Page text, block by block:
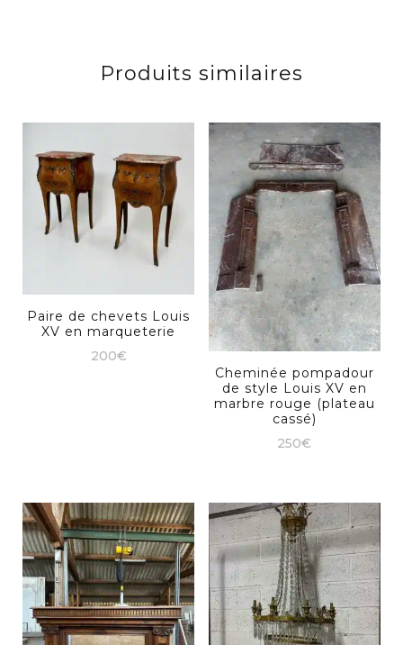
Produits similaires
Paire de chevets Louis
XV en marqueterie
200€
Cheminée pompadour
de style Louis XV en
marbre rouge (plateau
cassé)
250€